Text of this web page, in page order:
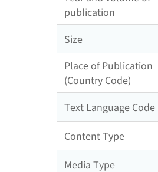
publication
Size
Place of Publication
(Country Code)
Text Language Code
Content Type
Media Type